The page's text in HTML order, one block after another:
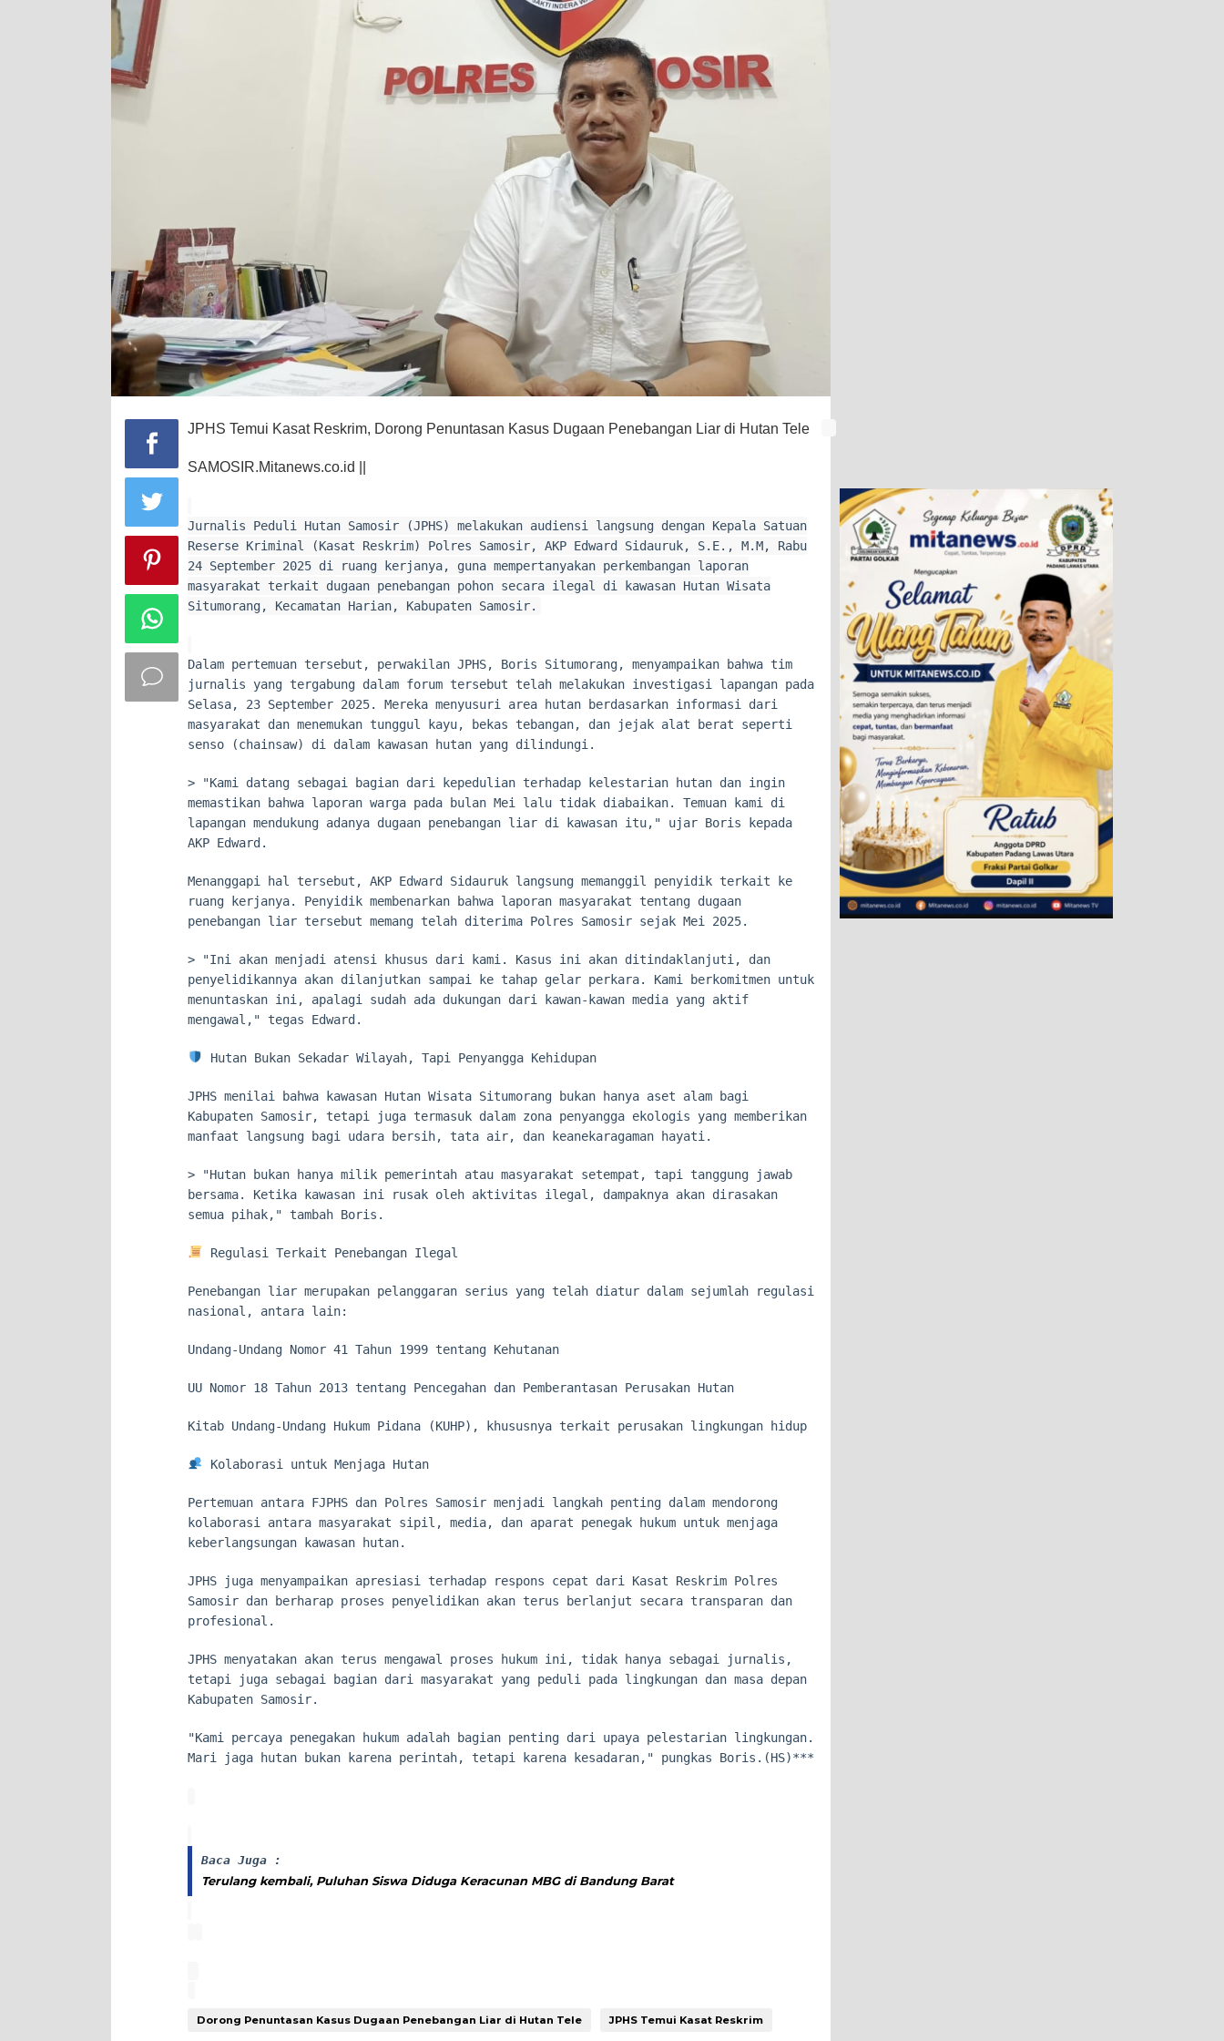
JPHS Temui Kasat Reskrim, Dorong Penuntasan Kasus Dugaan Penebangan Liar di Hutan Tele
SAMOSIR.Mitanews.co.id ||
Jurnalis Peduli Hutan Samosir (JPHS) melakukan audiensi langsung dengan Kepala Satuan
Reserse Kriminal (Kasat Reskrim) Polres Samosir, AKP Edward Sidauruk, S.E., M.M, Rabu
24 September 2025 di ruang kerjanya, guna mempertanyakan perkembangan laporan
masyarakat terkait dugaan penebangan pohon secara ilegal di kawasan Hutan Wisata
Situmorang, Kecamatan Harian, Kabupaten Samosir.
Dalam pertemuan tersebut, perwakilan JPHS, Boris Situmorang, menyampaikan bahwa tim
jurnalis yang tergabung dalam forum tersebut telah melakukan investigasi lapangan pada
Selasa, 23 September 2025. Mereka menyusuri area hutan berdasarkan informasi dari
masyarakat dan menemukan tunggul kayu, bekas tebangan, dan jejak alat berat seperti
senso (chainsaw) di dalam kawasan hutan yang dilindungi.
> "Kami datang sebagai bagian dari kepedulian terhadap kelestarian hutan dan ingin
memastikan bahwa laporan warga pada bulan Mei lalu tidak diabaikan. Temuan kami di
lapangan mendukung adanya dugaan penebangan liar di kawasan itu," ujar Boris kepada
AKP Edward.
Menanggapi hal tersebut, AKP Edward Sidauruk langsung memanggil penyidik terkait ke
ruang kerjanya. Penyidik membenarkan bahwa laporan masyarakat tentang dugaan
penebangan liar tersebut memang telah diterima Polres Samosir sejak Mei 2025.
> "Ini akan menjadi atensi khusus dari kami. Kasus ini akan ditindaklanjuti, dan
penyelidikannya akan dilanjutkan sampai ke tahap gelar perkara. Kami berkomitmen untuk
menuntaskan ini, apalagi sudah ada dukungan dari kawan-kawan media yang aktif
mengawal," tegas Edward.
Hutan Bukan Sekadar Wilayah, Tapi Penyangga Kehidupan
JPHS menilai bahwa kawasan Hutan Wisata Situmorang bukan hanya aset alam bagi
Kabupaten Samosir, tetapi juga termasuk dalam zona penyangga ekologis yang memberikan
manfaat langsung bagi udara bersih, tata air, dan keanekaragaman hayati.
> "Hutan bukan hanya milik pemerintah atau masyarakat setempat, tapi tanggung jawab
bersama. Ketika kawasan ini rusak oleh aktivitas ilegal, dampaknya akan dirasakan
semua pihak," tambah Boris.
Regulasi Terkait Penebangan Ilegal
Penebangan liar merupakan pelanggaran serius yang telah diatur dalam sejumlah regulasi
nasional, antara lain:
Undang-Undang Nomor 41 Tahun 1999 tentang Kehutanan
UU Nomor 18 Tahun 2013 tentang Pencegahan dan Pemberantasan Perusakan Hutan
Kitab Undang-Undang Hukum Pidana (KUHP), khususnya terkait perusakan lingkungan hidup
Kolaborasi untuk Menjaga Hutan
Pertemuan antara FJPHS dan Polres Samosir menjadi langkah penting dalam mendorong
kolaborasi antara masyarakat sipil, media, dan aparat penegak hukum untuk menjaga
keberlangsungan kawasan hutan.
JPHS juga menyampaikan apresiasi terhadap respons cepat dari Kasat Reskrim Polres
Samosir dan berharap proses penyelidikan akan terus berlanjut secara transparan dan
profesional.
JPHS menyatakan akan terus mengawal proses hukum ini, tidak hanya sebagai jurnalis,
tetapi juga sebagai bagian dari masyarakat yang peduli pada lingkungan dan masa depan
Kabupaten Samosir.
"Kami percaya penegakan hukum adalah bagian penting dari upaya pelestarian lingkungan.
Mari jaga hutan bukan karena perintah, tetapi karena kesadaran," pungkas Boris.(HS)***
Baca Juga :
Terulang kembali, Puluhan Siswa Diduga Keracunan MBG di Bandung Barat
Dorong Penuntasan Kasus Dugaan Penebangan Liar di Hutan Tele JPHS Temui Kasat Reskrim